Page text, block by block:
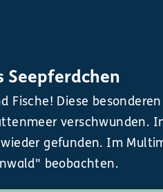
Seepferdchen
Fische! Diese
verschwunden.
gefunden. Im
beobachten.